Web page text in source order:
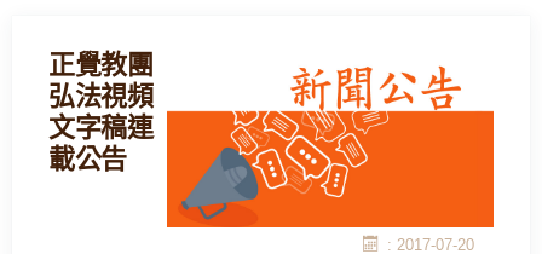
正覺教團
弘法視頻
文字稿連
載公告
: 2017-07-20